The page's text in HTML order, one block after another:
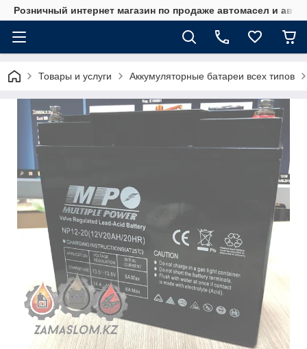
Розничный интернет магазин по продаже автомасел и
Товары и услуги Аккумуляторные батареи всех типов